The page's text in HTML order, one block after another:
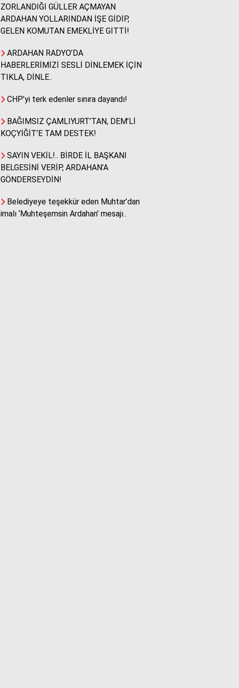
Sinan KARAÇAY
CHP NE YAPMALI?
Murat Akkuş
HUKUKÇU GÖZÜYLE
Aç ile Taç Arasında:
BUMERANGI
BAŞKA AÇIKLAMASI
OLAMAZ; SİZİ DE
ZORLANDIĞI GÜLLER AÇMAYAN
ARDAHAN YOLLARINDAN İŞE GİDİP,
GELEN KOMUTAN EMEKLİYE GİTTİ!
ARDAHAN RADYO’DA
HABERLERİMİZİ SESLİ DİNLEMEK İÇİN
TIKLA, DİNLE..
CHP’yi terk edenler sınıra dayandı!
BAĞIMSIZ ÇAMLIYURT’TAN, DEM’Lİ
KOÇYİĞİT’E TAM DESTEK!
SAYIN VEKİL!.. BİRDE İL BAŞKANI
BELGESİNİ VERİP, ARDAHAN’A
GÖNDERSEYDİN!
Belediyeye teşekkür eden Muhtar’dan
imalı ‘Muhteşemsin Ardahan’ mesajı..